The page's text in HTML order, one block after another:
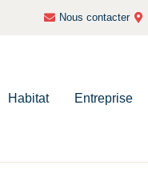
Nous contacter
Habitat Entreprise